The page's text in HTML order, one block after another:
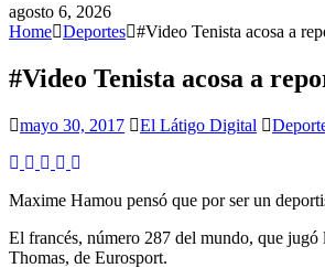
agosto 6, 2026
Home Deportes #Video Tenista acosa a
#Video Tenista acosa a
mayo 30, 2017 El Látigo Digital
Maxime Hamou pensó que por ser un
El francés, número 287 del mundo, que
Thomas, de Eurosport.